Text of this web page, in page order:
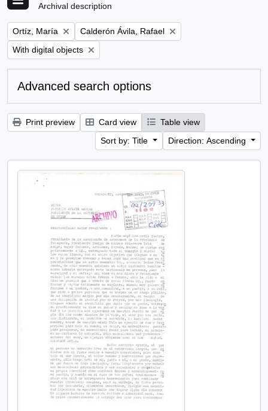
Archival description
Remove filter:
Ortíz, María Remove filter:
Calderón Ávila, Rafael
Remove filter:
With digital objects
Advanced search options
Print preview Card view
Table view
Sort by: Title
Direction: Ascending